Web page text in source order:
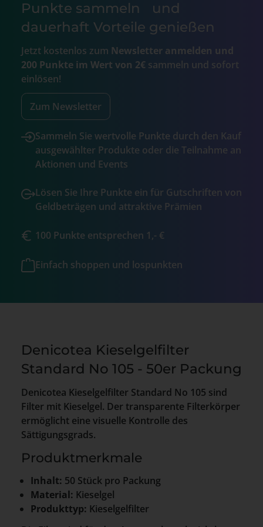
Punkte sammeln und
dauerhaft Vorteile genießen
Jetzt kostenlos zum Newsletter anmelden und
200 Punkte im Wert von 2€ sammeln und sofort
einlösen!
Zum Newsletter
Sammeln Sie wertvolle Punkte durch den Kauf
ausgewählter Produkte oder die Teilnahme an
Aktionen und Events
Lösen Sie Ihre Punkte ein für Gutschriften von
Geldbeträgen und attraktive Prämien
100 Punkte entsprechen 1,- €
Einfach shoppen und lospunkten
Denicotea Kieselgelfilter
Standard No 105 - 50er Packung
Denicotea Kieselgelfilter Standard No 105 sind
Filter mit Kieselgel. Der transparente Filterkörper
ermöglicht eine visuelle Kontrolle des
Sättigungsgrads.
Produktmerkmale
Inhalt: 50 Stück pro Packung
Material: Kieselgel
Produkttyp: Kieselgelfilter